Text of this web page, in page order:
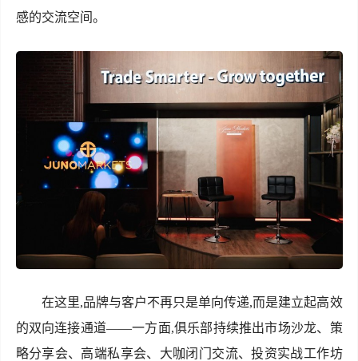
感的交流空间。
在这里,品牌与客户不再只是单向传递,而是建立起高效
的双向连接通道——一方面,俱乐部持续推出市场沙龙、策
略分享会、高端私享会、大咖闭门交流、投资实战工作坊